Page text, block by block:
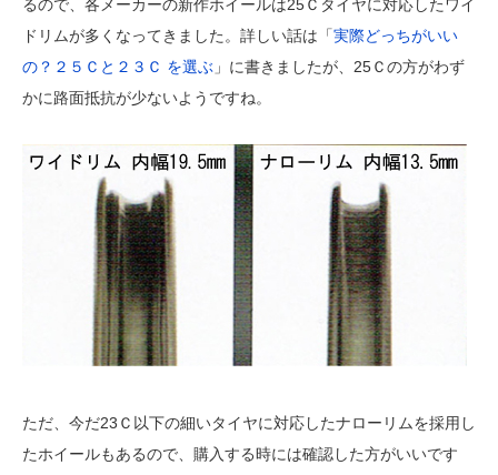
るので、各メーカーの新作ホイールは25Ｃタイヤに対応したワイ
ドリムが多くなってきました。詳しい話は「実際どっちがいい
の？２５Ｃと２３Ｃ を選ぶ 」に書きましたが、25Ｃの方がわず
かに路面抵抗が少ないようですね。
ただ、今だ23Ｃ以下の細いタイヤに対応したナローリムを採用し
たホイールもあるので、購入する時には確認した方がいいです